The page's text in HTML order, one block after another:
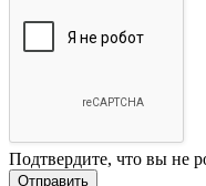
Подтвердите, что вы не